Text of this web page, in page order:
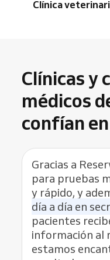
Clínica
Clínicas y
médicos
confían
Gracias a
para pruebas
y rápido, y
día a día en
pacientes
información al
estamos